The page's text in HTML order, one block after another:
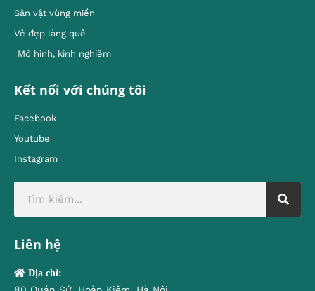
Sản vật vùng miền
Vẻ đẹp làng quê
Mô hình, kinh nghiêm
Kết nối với chúng tôi
Facebook
Youtube
Instagram
Liên hệ
Địa chỉ: